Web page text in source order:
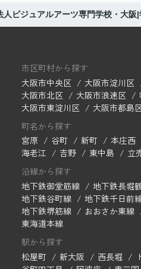
人ビジュアルアーツ専門学校・大
市区町村から探す
大阪市中央区
大阪市淀川区
大阪市北区
大阪市浪速区
大阪市東淀川区
大阪市都島
町名から探す
宮原
谷町 新町 本庄西
海老江
吉野 東中島
立
沿線から探す
地下鉄御堂筋線
地下鉄長堀
地下鉄谷町線
地下鉄千日前
地下鉄堺筋線
おおさか東線
東海道本線
駅から探す
松屋町
新大阪 西長堀